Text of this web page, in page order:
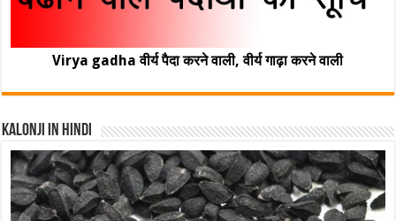
Virya gadha वीर्य पैदा करने वाली, वीर्य गाढ़ा करने वाली
Kalonji In Hindi